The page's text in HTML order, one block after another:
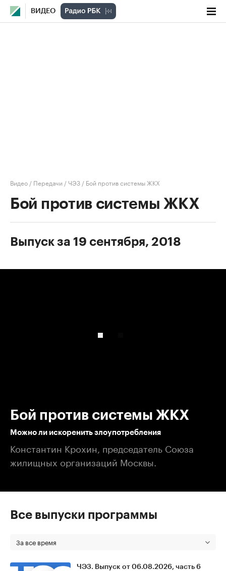
ВИДЕО
Видео / Передачи /ЧЭЗ / Бой против системы ЖКХ
Бой против системы ЖКХ
Выпуск за 19 сентября, 2018
Бой против системы ЖКХ
Можно ли искоренить злоупотребления
Константин Крохин, председатель Союза
жилищных организаций Москвы.
Все выпуски программы
За все время
ЧЭЗ. Выпуск от 06.08.2026, часть 6